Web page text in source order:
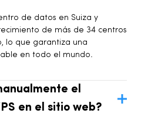
de datos en Suiza y
de más de 34 centros
lo que garantiza una
en todo el mundo.
el
en el sitio web?